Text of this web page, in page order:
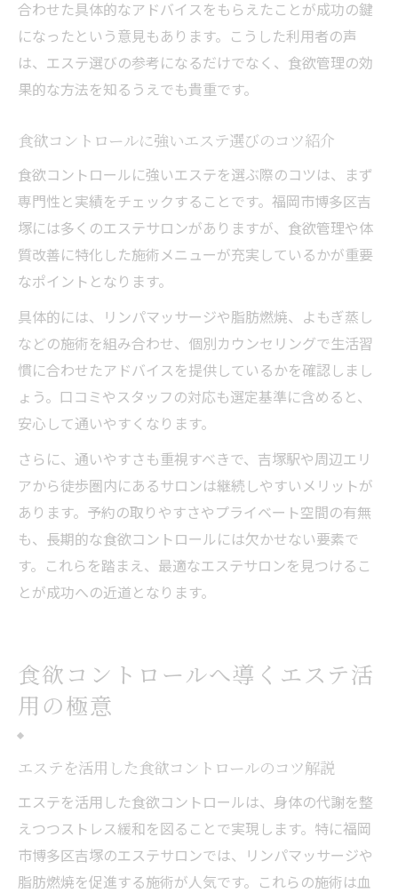
合わせた具体的なアドバイスをもらえたことが成功の鍵
になったという意見もあります。こうした利用者の声
は、エステ選びの参考になるだけでなく、食欲管理の効
果的な方法を知るうえでも貴重です。
食欲コントロールに強いエステ選びのコツ紹介
食欲コントロールに強いエステを選ぶ際のコツは、まず
専門性と実績をチェックすることです。福岡市博多区吉
塚には多くのエステサロンがありますが、食欲管理や体
質改善に特化した施術メニューが充実しているかが重要
なポイントとなります。
具体的には、リンパマッサージや脂肪燃焼、よもぎ蒸し
などの施術を組み合わせ、個別カウンセリングで生活習
慣に合わせたアドバイスを提供しているかを確認しまし
ょう。口コミやスタッフの対応も選定基準に含めると、
安心して通いやすくなります。
さらに、通いやすさも重視すべきで、吉塚駅や周辺エリ
アから徒歩圏内にあるサロンは継続しやすいメリットが
あります。予約の取りやすさやプライベート空間の有無
も、長期的な食欲コントロールには欠かせない要素で
す。これらを踏まえ、最適なエステサロンを見つけるこ
とが成功への近道となります。
食欲コントロールへ導くエステ活
用の極意
エステを活用した食欲コントロールのコツ解説
エステを活用した食欲コントロールは、身体の代謝を整
えつつストレス緩和を図ることで実現します。特に福岡
市博多区吉塚のエステサロンでは、リンパマッサージや
脂肪燃焼を促進する施術が人気です。これらの施術は血